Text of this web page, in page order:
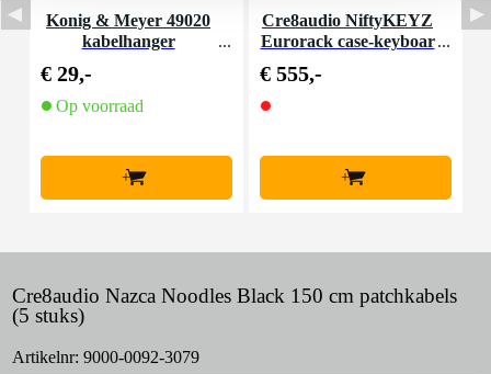
Konig & Meyer 49020
kabelhanger
€ 29,-
Op voorraad
+
Cre8audio NiftyKEYZ
Eurorack case-keyboar
€ 555,-
+
Cre8audio Nazca Noodles Black 150 cm patchkabels
(5 stuks)
Artikelnr: 9000-0092-3079